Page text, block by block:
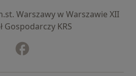
Warszawy w Warszawie XII
Gospodarczy KRS